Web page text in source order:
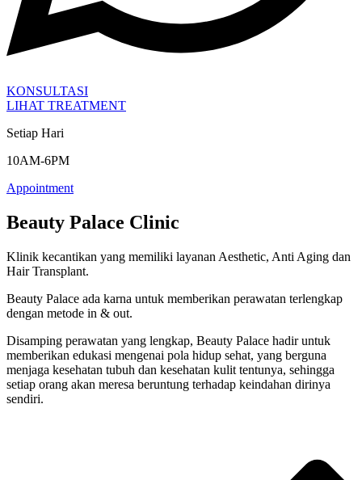
KONSULTASI
LIHAT TREATMENT
Setiap Hari
10AM-6PM
Appointment
Beauty Palace Clinic
Klinik kecantikan yang memiliki layanan Aesthetic, Anti Aging dan
Hair Transplant.
Beauty Palace ada karna untuk memberikan perawatan terlengkap
dengan metode in & out.
Disamping perawatan yang lengkap, Beauty Palace hadir untuk
memberikan edukasi mengenai pola hidup sehat, yang berguna
menjaga kesehatan tubuh dan kesehatan kulit tentunya, sehingga
setiap orang akan meresa beruntung terhadap keindahan dirinya
sendiri.